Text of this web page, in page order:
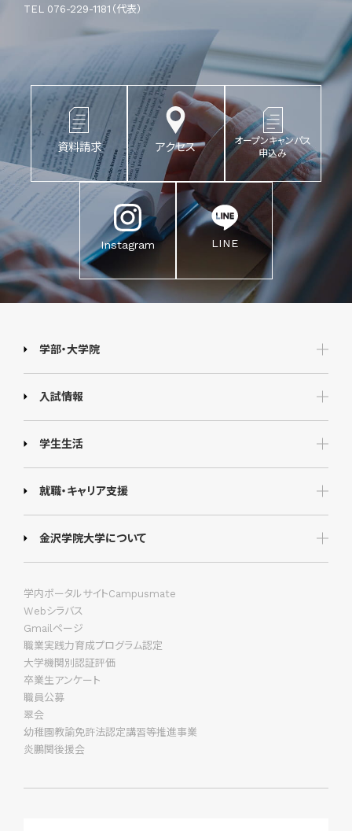
TEL 076-229-1181（代表）
資料請求 アクセス
オープンキャンパス
申込み
Instagram LINE
学部・大学院
入試情報
学生生活
就職・キャリア支援
金沢学院大学について
学内ポータルサイトCampusmate
Webシラバス
Gmailページ
職業実践力育成プログラム認定
大学機関別認証評価
卒業生アンケート
職員公募
翠会
幼稚園教諭免許法認定講習等推進事業
炎鵬関後援会